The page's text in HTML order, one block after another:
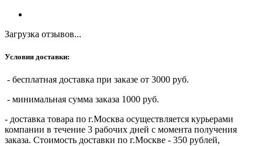
Загрузка отзывов...
Условия доставки:
- бесплатная доставка при заказе от 3000 руб.
- минимальная сумма заказа 1000 руб.
- доставка товара по г.Москва осуществляется курьерами
компании в течение 3 рабочих дней с момента получения
заказа. Стоимость доставки по г.Москве - 350 рублей,